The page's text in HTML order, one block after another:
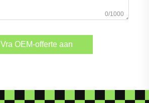
0/1000
Vra OEM-offerte aan